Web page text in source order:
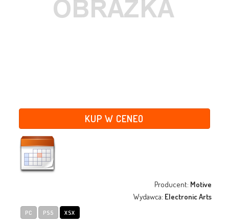
KUP W CENEO
Producent: Motive
Wydawca: Electronic Arts
PC PS5 XSX